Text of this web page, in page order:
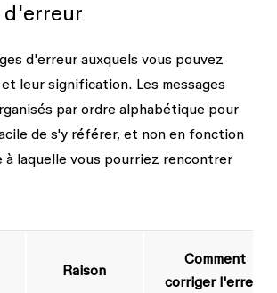
d'erreur
d'erreur auxquels vous pouvez
leur signification. Les messages
par ordre alphabétique pour
de s'y référer, et non en fonction
à laquelle vous pourriez rencontrer
Raison
Comment
corriger l'erreur